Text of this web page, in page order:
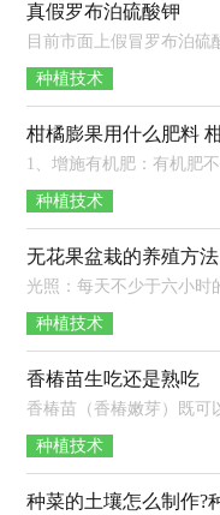
真假罗布泊硫酸钾
种植技术
种植技术
无花果盆栽的养殖方法
种植技术
香椿苗生吃还是熟吃
种植技术